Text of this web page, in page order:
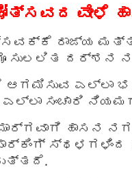
ರಾಜ್ಯ
ಸುಲಲಿತ ದರ್ಶನ
ಆಗಮಿಸುವ
ಸಂಚಾರಿ
ಹಾಸನ
ಪಾರ್ಕಿಂಗ್